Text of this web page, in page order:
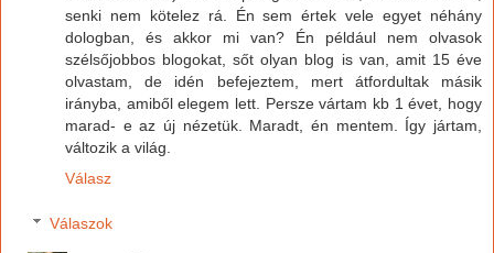
senki nem kötelez rá. Én sem értek vele egyet néhány
dologban, és akkor mi van? Én például nem olvasok
szélsőjobbos blogokat, sőt olyan blog is van, amit 15 éve
olvastam, de idén befejeztem, mert átfordultak másik
irányba, amiből elegem lett. Persze vártam kb 1 évet, hogy
marad- e az új nézetük. Maradt, én mentem. Így jártam,
változik a világ.
Válasz
Válaszok